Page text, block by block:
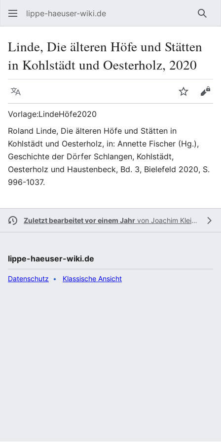
lippe-haeuser-wiki.de
Linde, Die älteren Höfe und Stätten
in Kohlstädt und Oesterholz, 2020
Sprache
Vorlage:LindeHöfe2020
Roland Linde, Die älteren Höfe und Stätten in
Kohlstädt und Oesterholz, in: Annette Fischer (Hg.),
Geschichte der Dörfer Schlangen, Kohlstädt,
Oesterholz und Haustenbeck, Bd. 3, Bielefeld 2020, S.
996-1037.
Zuletzt bearbeitet vor einem Jahr von Joachim Kleinmanns
lippe-haeuser-wiki.de
Datenschutz Klassische Ansicht